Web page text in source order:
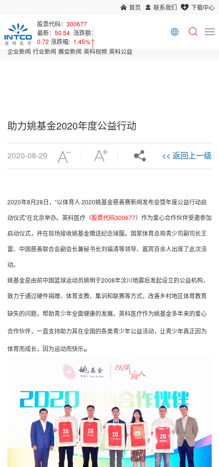
首页 联系我们
下载中心
股票代码：300677
最新：50.54 涨跌额：
0.72 涨跌幅: 1.45%
Array
企业新闻 行业新闻 展会新闻 英科视频 英科公益
助力姚基金2020年度公益行动
2020-08-29 << 返回上一级
2020年8月28日，“以体育人·2020姚基金慈善赛新闻发布会暨年度公益行动启
动仪式”在北京举办。英科医疗（股票代码300677）作为爱心合作伙伴受邀参加
启动仪式，并在现场接收姚基金赠送纪念球服。国家体育总局青少司副司长王
雷、中国慈善联合会副会长兼秘书长刘福清等领导、嘉宾百余人出席了此次活
动。
姚基金是由前中国篮球运动员姚明于2008年汶川地震后发起设立的公益机构，
致力于通过硬件捐赠、体育支教、集训和联赛等方式，改善乡村地区体育教育
缺失的问题，帮助青少年全面健康的发展。 英科医疗作为姚基金多年来的爱心
合作伙伴，一直支持助力其在全国的各类青少年公益活动，让青少年真正因为
体育而成长，因为运动而快乐。